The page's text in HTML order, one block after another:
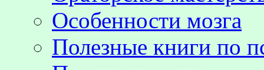
Особенности мозга
Полезные книги по